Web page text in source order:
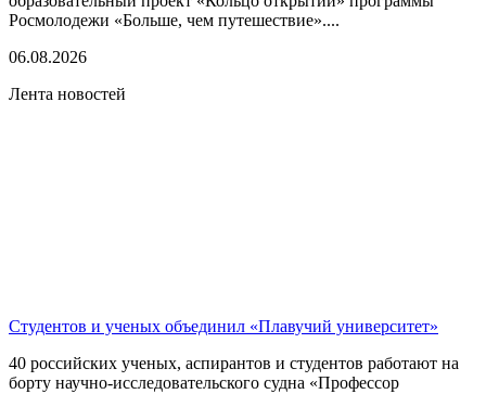
Росмолодежи «Больше, чем путешествие»....
06.08.2026
Лента новостей
Студентов и ученых объединил «Плавучий университет»
40 российских ученых, аспирантов и студентов работают на
борту научно-исследовательского судна «Профессор